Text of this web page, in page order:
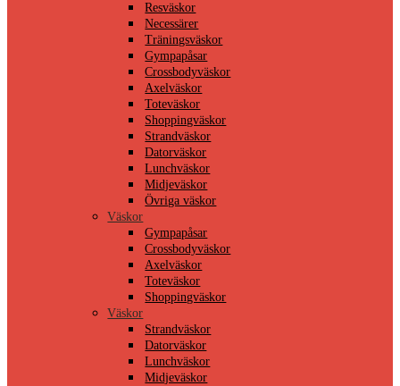
Resväskor
Necessärer
Träningsväskor
Gympapåsar
Crossbodyväskor
Axelväskor
Toteväskor
Shoppingväskor
Strandväskor
Datorväskor
Lunchväskor
Midjeväskor
Övriga väskor
Väskor
Gympapåsar
Crossbodyväskor
Axelväskor
Toteväskor
Shoppingväskor
Väskor
Strandväskor
Datorväskor
Lunchväskor
Midjeväskor